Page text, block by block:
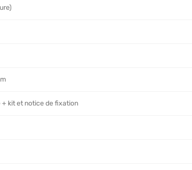
+ kit et notice de fixation